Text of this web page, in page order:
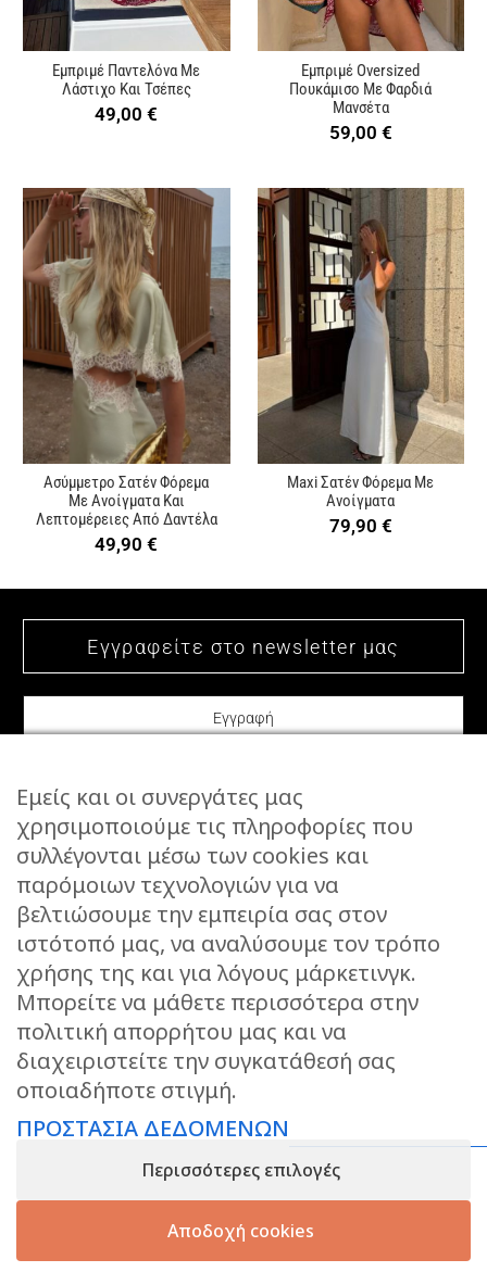
Εμπριμέ Παντελόνα Με
Λάστιχο Και Τσέπες
49,00€
Εμπριμέ Oversized
Πουκάμισο Με Φαρδιά
Μανσέτα
59,00 €
Ασύμμετρο Σατέν Φόρεμα
Με Ανοίγματα Και
Λεπτομέρειες Από Δαντέλα
49,90€
Maxi Σατέν Φόρεμα Με
Ανοίγματα
79,90 €
ΕΠΙΚΟΙΝΩΝΙΑ
STORIES
ΕΠΙΣΤΡΟΦΕΣ
ΤΡΟΠΟΙ ΑΠΟΣΤΟΛΗΣ
ΤΡΟΠΟΙ ΠΛΗΡΩΜΗΣ
ΠΡΟΣΤΑΣΙΑ ΔΕΔΟΜΕΝΩΝ
ΟΡΟΙ ΧΡΗΣΗΣ
ΑΝΑΖΗΤΗΣΗ ΠΑΡΑΓΓΕΛΙΑΣ
KEEP IN TOUCH
ΑΡ.ΓΕΜΗ: 148858733000
Εμείς και οι συνεργάτες μας
χρησιμοποιούμε τις πληροφορίες που
συλλέγονται μέσω των cookies και
παρόμοιων τεχνολογιών για να
βελτιώσουμε την εμπειρία σας στον
ιστότοπό μας, να αναλύσουμε τον τρόπο
χρήσης της και για λόγους μάρκετινγκ.
Μπορείτε να μάθετε περισσότερα στην
πολιτική απορρήτου μας και να
διαχειριστείτε την συγκατάθεσή σας
οποιαδήποτε στιγμή.
ΠΡΟΣΤΑΣΙΑ ΔΕΔΟΜΕΝΩΝ
Περισσότερες επιλογές
Αποδοχή cookies